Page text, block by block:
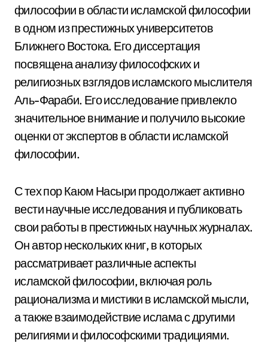
философии в области исламской философии
в одном из престижных университетов
Ближнего Востока. Его диссертация
посвящена анализу философских и
религиозных взглядов исламского мыслителя
Аль-Фараби. Его исследование привлекло
значительное внимание и получило высокие
оценки от экспертов в области исламской
философии.
С тех пор Каюм Насыри продолжает активно
вести научные исследования и публиковать
свои работы в престижных научных журналах.
Он автор нескольких книг, в которых
рассматривает различные аспекты
исламской философии, включая роль
рационализма и мистики в исламской мысли,
а также взаимодействие ислама с другими
религиями и философскими традициями.